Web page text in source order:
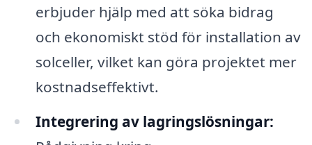
erbjuder hjälp med att söka bidrag
och ekonomiskt stöd för installation av
solceller, vilket kan göra projektet mer
kostnadseffektivt.
Integrering av lagringslösningar: